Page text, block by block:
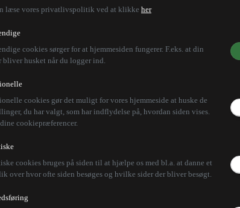
læse vores privatlivspolitik ved at klikke her
cookies sørger for at hjemmesiden fungerer. F.eks. at din
bliver husket når du logger ind.
cookies gør det muligt for vores hjemmeside at huske de
du har valgt, som har indflydelse på, hvordan siden vises.
dine cookiepræferencer.
cookies bruges på siden til at hjælpe os med bl.a. at danne et
over hvor ofte siden besøges og hvilke sider der bliver besøgt.
i
ud i pinligt skænderi på sandkasseniveau